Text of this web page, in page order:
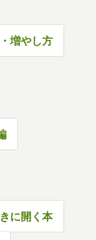
増やし方
に開く本